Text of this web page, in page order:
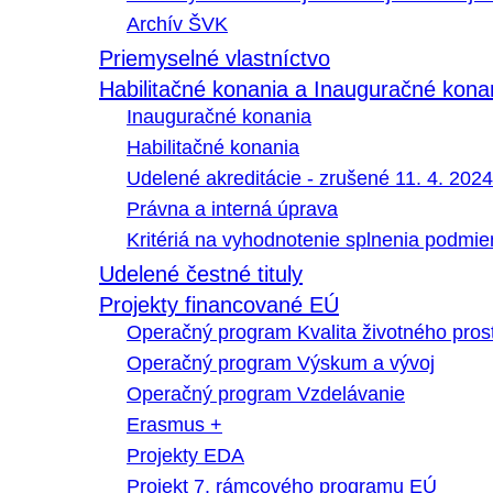
Archív ŠVK
Priemyselné vlastníctvo
Habilitačné konania a Inauguračné
Inauguračné konania
Habilitačné konania
Udelené akreditácie - zrušené 11. 4. 2024
Právna a interná úprava
Kritériá na vyhodnotenie splnenia
Udelené čestné tituly
Projekty financované EÚ
Operačný program Kvalita životného
Operačný program Výskum a vývoj
Operačný program Vzdelávanie
Erasmus +
Projekty EDA
Projekt 7. rámcového programu EÚ